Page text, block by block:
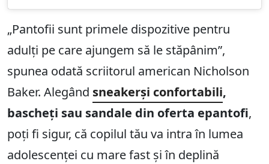
„Pantofii sunt primele dispozitive pentru
adulți pe care ajungem să le stăpânim”,
spunea odată scriitorul american Nicholson
Baker. Alegând sneakerși confortabili,
bascheți sau sandale din oferta epantofi,
poți fi sigur, că copilul tău va intra în lumea
adolescenței cu mare fast și în deplină